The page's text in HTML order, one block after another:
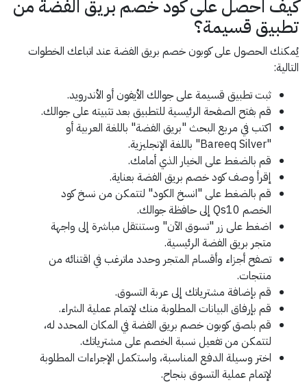
كيف احصل على كود خصم بريق الفضة من
تطبيق قسيمة؟
يُمكنك الحصول على كوبون خصم بريق الفضة عند اتباعك الخطوات
التالية:
ثبت تطبيق قسيمة على جوالك الأيفون أو الأندرويد.
قم بفتح الصفحة الرئيسية للتطبيق بعد تثبيته على جوالك.
اكتب في مربع البحث "بريق الفضة" باللغة العربية أو
"Bareeq Silver" باللغة الإنجليزية.
قم بالضغط على الخيار الذي أمامك.
إقرأ وصف كود خصم بريق الفضة بعناية.
قم بالضغط على "انسخ الكود" لتتمكن من نسخ كود
الخصم Qs10 إلى حافظة جوالك.
اضغط على زر "تسوق الآن" وستنتقل مباشرة إلى واجهة
متجر بريق الفضة الرئيسية.
تصفح أجزاء وأقسام المتجر وحدد ماترغب في اقتنائه من
منتجات.
قم بإضافة مشترياتك إلى عربة التسوق.
قم بإرفاق البيانات المطلوبة منك لإتمام عملية الشراء.
قم بلصق كوبون خصم بريق الفضة في المكان المحدد له،
لتتمكن من تفعيل نسبة الخصم على مشترياتك.
اختر وسيلة الدفع المناسبة، واستكمل الإجراءات المطلوبة
لإتمام عملية التسوق بنجاح.